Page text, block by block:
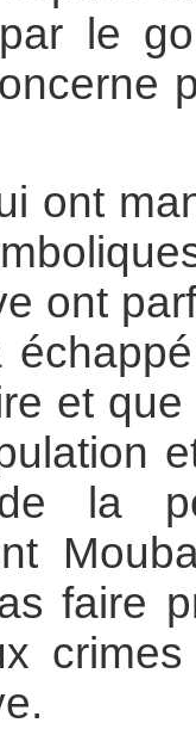
le
ont
ont
et
de la
faire
crimes